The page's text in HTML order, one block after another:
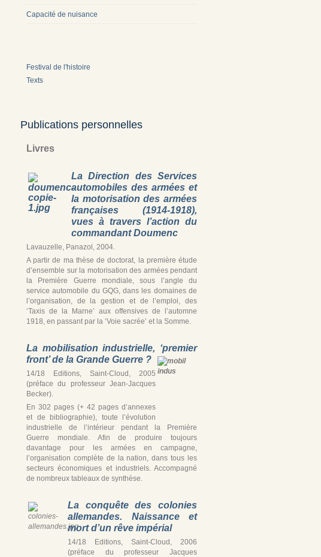
Capacité de nuisance
Festival de l'histoire
Texts
Publications personnelles
Livres
La Direction des Services
automobiles des armées et
la motorisation des armées
françaises (1914-1918),
vues à travers l’action du
commandant Doumenc
Lavauzelle, Panazol, 2004.
A partir de ma thèse de doctorat, la première étude
d’ensemble sur la motorisation des armées pendant
la Première Guerre mondiale, sous l’angle du
service automobile du GQG, dans les domaines de
l’organisation, de la gestion et de l’emploi, des
‘Taxis de la Marne’ aux offensives de l’automne
1918, en passant par la ‘Voie sacrée’ et la Somme.
La mobilisation industrielle, ‘premier
front’ de la Grande Guerre ?
14/18 Editions, Saint-Cloud, 2005
(préface du professeur Jean-Jacques
Becker).
En 302 pages (+ 42 pages d’annexes
et de bibliographie), toute l’évolution
industrielle de l’intérieur pendant la Première
Guerre mondiale. Afin de produire toujours
davantage pour les armées en campagne,
l’organisation complète de la nation, dans tous les
secteurs économiques et industriels. Accompagné
de nombreux tableaux de synthèse.
La conquête des colonies
allemandes. Naissance et
mort d’un rêve impérial
14/18 Editions, Saint-Cloud, 2006
(préface du professeur Jacques